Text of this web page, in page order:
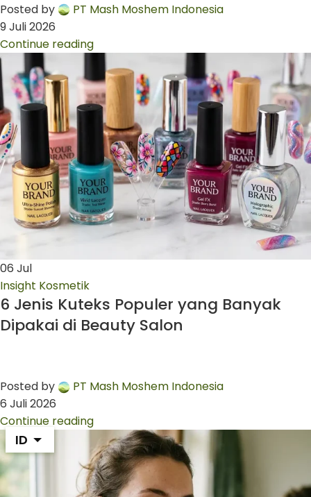
Posted by
PT Mash Moshem Indonesia
9 Juli 2026
Continue reading
06 Jul
Insight Kosmetik
6 Jenis Kuteks Populer yang Banyak
Dipakai di Beauty Salon
Posted by
PT Mash Moshem Indonesia
6 Juli 2026
Continue reading
ID